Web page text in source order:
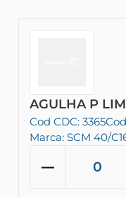
AGULHA P
Cod CDC: 3365
Marca: SCM 40/